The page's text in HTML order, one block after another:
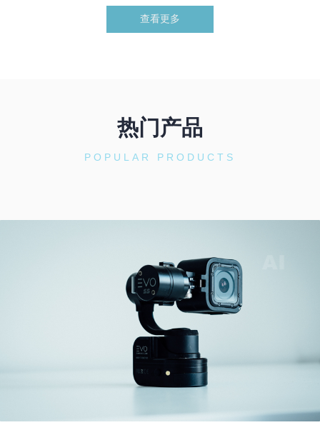
POPULAR PRODUCTS
热门产品
查看更多